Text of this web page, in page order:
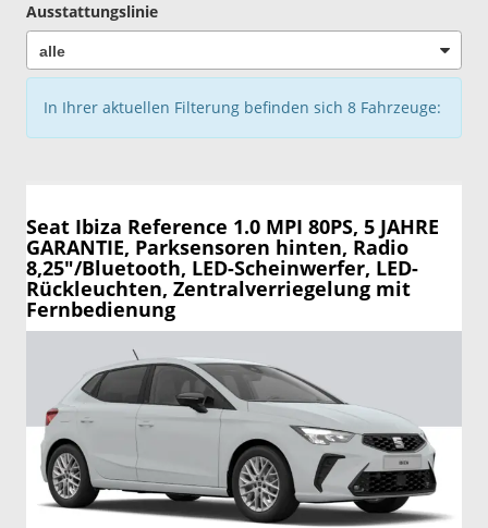
Ausstattungslinie
In Ihrer aktuellen Filterung befinden sich 8 Fahrzeuge:
Seat Ibiza Reference 1.0 MPI 80PS, 5 JAHRE
GARANTIE, Parksensoren hinten, Radio
8,25"/Bluetooth, LED-Scheinwerfer, LED-
Rückleuchten, Zentralverriegelung mit
Fernbedienung